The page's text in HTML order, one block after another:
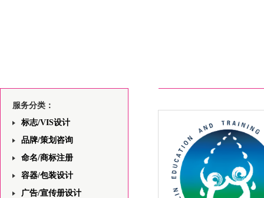
服务分类：
标志/VIS设计
品牌/策划咨询
命名/商标注册
容器/包装设计
广告/宣传册设计